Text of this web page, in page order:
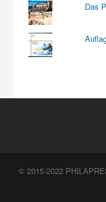
Das
© 2015-2022